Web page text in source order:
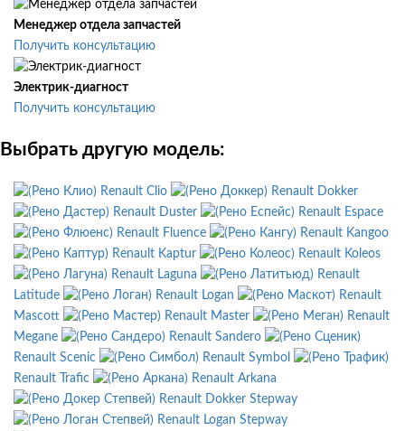
Менеджер отдела запчастей
Получить консультацию
Электрик-диагност
Получить консультацию
Выбрать другую модель:
Renault Clio
Renault Dokker
Renault Duster
Renault Espace
Renault Fluence
Renault Kangoo
Renault Kaptur
Renault Koleos
Renault Laguna
Renault
Latitude
Renault Logan
Renault
Mascott
Renault Master
Renault
Megane
Renault Sandero
Renault Scenic
Renault Symbol
Renault Trafic
Renault Arkana
Renault Dokker Stepway
Renault Logan Stepway